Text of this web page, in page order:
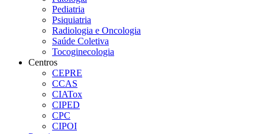
Pediatria
Psiquiatria
Radiologia e Oncologia
Saúde Coletiva
Tocoginecologia
Centros
CEPRE
CCAS
CIATox
CIPED
CPC
CIPOI